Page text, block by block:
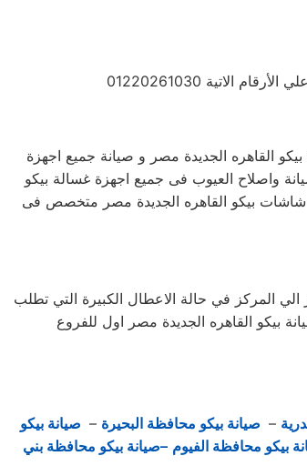
01220261030
القاهره الجديدة مصر و صيانة جميع اجهزة
واصلاح العيوب فى جميع اجهزة غسالة بيكو
بيكو القاهره الجديدة مصر متخصص فى
المركز في حالة الاعطال الكبيرة التي تطلب
بيكو القاهره الجديدة مصر اول للفروع
– صيانة بيكو محافظة البحيرة – صيانة بيكو
بيكو محافظة الفيوم –صيانة بيكو محافظة بني